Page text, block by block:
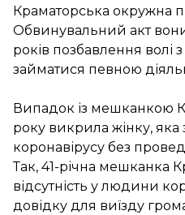
Краматорська окружна
Обвинувальний акт
років позбавлення волі
займатися певною
Випадок із мешканкою
року викрила жінку,
коронавірусу без
Так, 41-річна мешканка
відсутність у людини
довідку для виїзду